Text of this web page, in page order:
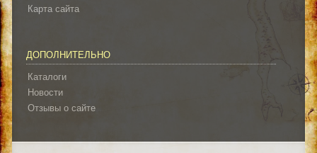
Карта сайта
ДОПОЛНИТЕЛЬНО
Каталоги
Новости
Отзывы о сайте